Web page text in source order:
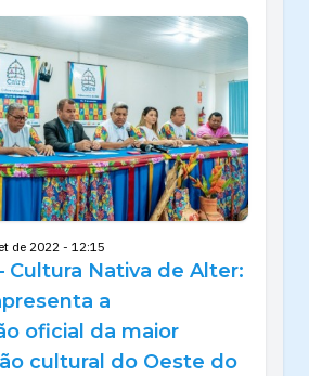
de 2022 - 12:15
Cultura Nativa de Alter:
a
oficial da maior
cultural do Oeste do